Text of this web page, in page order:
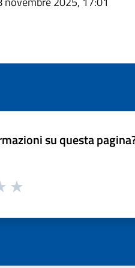
su questa